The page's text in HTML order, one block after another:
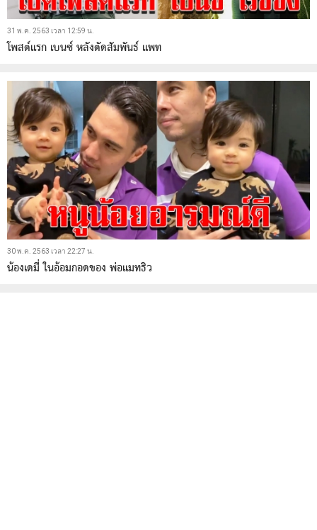
31 พ.ค. 2563 เวลา 12:59 น.
โพสต์แรก เบนซ์ หลังตัดสัมพันธ์ แพท
30 พ.ค. 2563 เวลา 22:27 น.
น้องเดมี่ ในอ้อมกอดของ พ่อแมทธิว